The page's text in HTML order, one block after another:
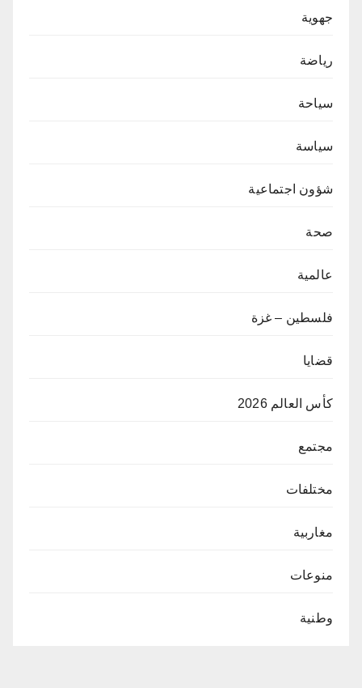
جهوية
رياضة
سياحة
سياسة
شؤون اجتماعية
صحة
عالمية
فلسطين – غزة
قضايا
كأس العالم 2026
مجتمع
مختلفات
مغاربية
منوعات
وطنية